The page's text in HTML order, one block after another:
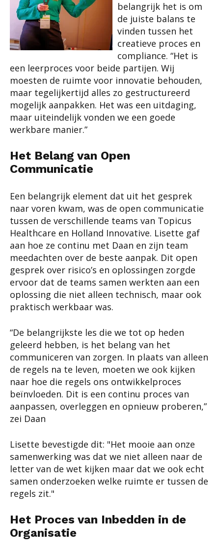
belangrijk het is om
de juiste balans te
vinden tussen het
creatieve proces en
compliance. “Het is
een leerproces voor beide partijen. Wij
moesten de ruimte voor innovatie behouden,
maar tegelijkertijd alles zo gestructureerd
mogelijk aanpakken. Het was een uitdaging,
maar uiteindelijk vonden we een goede
werkbare manier.”
Het Belang van Open
Communicatie
Een belangrijk element dat uit het gesprek
naar voren kwam, was de open communicatie
tussen de verschillende teams van Topicus
Healthcare en Holland Innovative. Lisette gaf
aan hoe ze continu met Daan en zijn team
meedachten over de beste aanpak. Dit open
gesprek over risico’s en oplossingen zorgde
ervoor dat de teams samen werkten aan een
oplossing die niet alleen technisch, maar ook
praktisch werkbaar was.
“De belangrijkste les die we tot op heden
geleerd hebben, is het belang van het
communiceren van zorgen. In plaats van alleen
de regels na te leven, moeten we ook kijken
naar hoe die regels ons ontwikkelproces
beïnvloeden. Dit is een continu proces van
aanpassen, overleggen en opnieuw proberen,”
zei Daan
Lisette bevestigde dit: "Het mooie aan onze
samenwerking was dat we niet alleen naar de
letter van de wet kijken maar dat we ook echt
samen onderzoeken welke ruimte er tussen de
regels zit."
Het Proces van Inbedden in de
Organisatie